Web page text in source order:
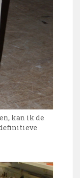
kan ik de